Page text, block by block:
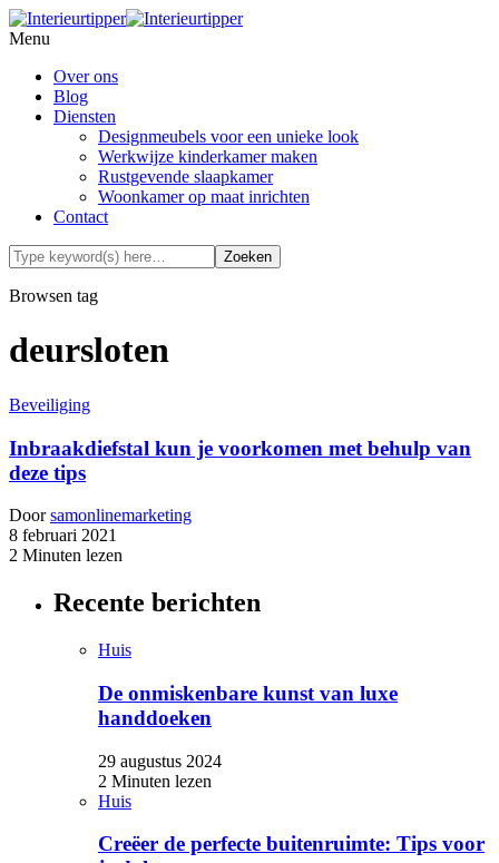
Menu
Over ons
Blog
Diensten
Designmeubels voor een unieke look
Werkwijze kinderkamer maken
Rustgevende slaapkamer
Woonkamer op maat inrichten
Contact
Browsen tag
deursloten
Beveiliging
Inbraakdiefstal kun je voorkomen met behulp van
deze tips
Doorsamonlinemarketing
8 februari 2021
2 Minuten lezen
Recente berichten
Huis
De onmiskenbare kunst van luxe
handdoeken
29 augustus 2024
2 Minuten lezen
Huis
Creëer de perfecte buitenruimte: Tips voor